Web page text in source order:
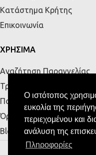
Ο ιστότοπος
ευκολία της
περιεχομένου και
ανάλυση της
Πληροφορίες
Κατάστημα Κρήτης
Επικοινωνία
ΧΡΗΣΙΜΑ
Αναζήτηση Παραγγελίας
Τρόποι Αποστολής &
Πολιτική Απορρήτου
Όροι Χρήσης
Blog
MESSE HOME